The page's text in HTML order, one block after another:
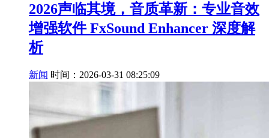
2026声临其境，音质革新：专业音效
增强软件 FxSound Enhancer 深度解
析
新闻 时间：2026-03-31 08:25:09